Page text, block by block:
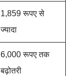
1,859 रूपए से
ज्यादा
6,000 रूपए तक
बढ़ोतरी